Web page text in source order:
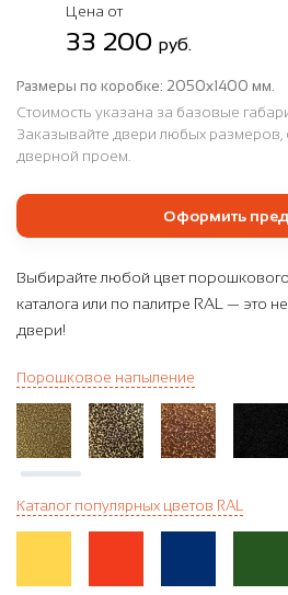
Цена от
33 200руб.
Размеры по коробке: 2050х1400 мм.
Стоимость указана за базовые
Заказывайте двери любых размеров,
дверной проем.
Оформить
Выбирайте любой цвет
каталога или по палитре RAL — это
двери!
Порошковое напыление
Каталог популярных цветов RAL